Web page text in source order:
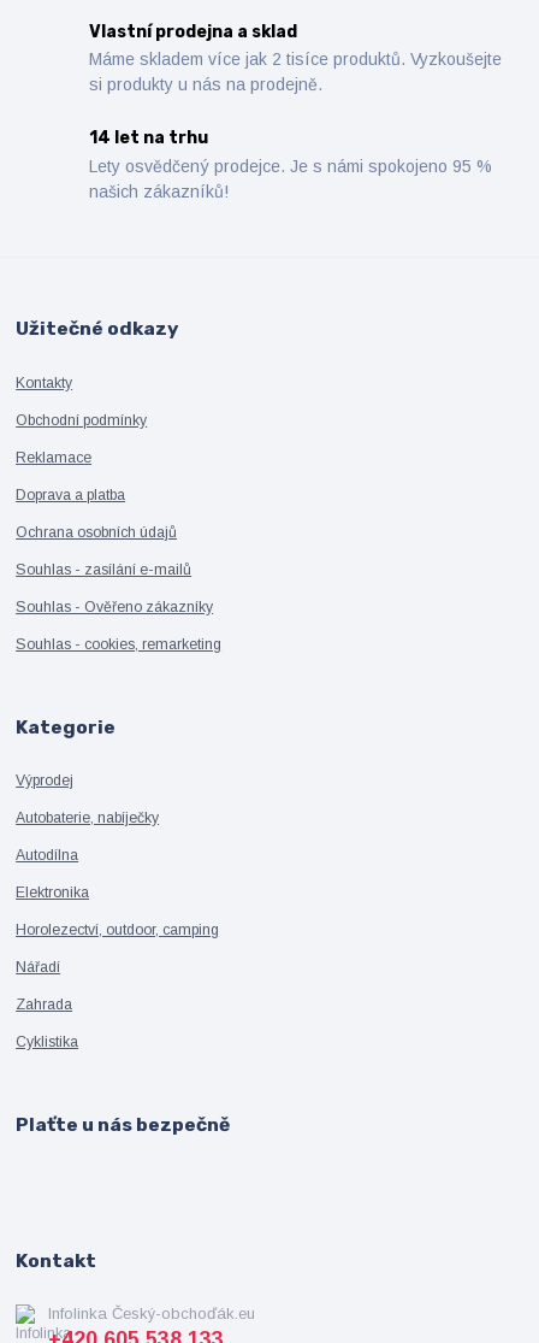
Vlastní prodejna a sklad
Máme skladem více jak 2 tisíce produktů. Vyzkoušejte
si produkty u nás na prodejně.
14 let na trhu
Lety osvědčený prodejce. Je s námi spokojeno 95 %
našich zákazníků!
Užitečné odkazy
Kontakty
Obchodní podmínky
Reklamace
Doprava a platba
Ochrana osobních údajů
Souhlas - zasílání e-mailů
Souhlas - Ověřeno zákazníky
Souhlas - cookies, remarketing
Kategorie
Výprodej
Autobaterie, nabíječky
Autodílna
Elektronika
Horolezectví, outdoor, camping
Nářadí
Zahrada
Cyklistika
Plaťte u nás bezpečně
Kontakt
Infolinka Český-obchoďák.eu